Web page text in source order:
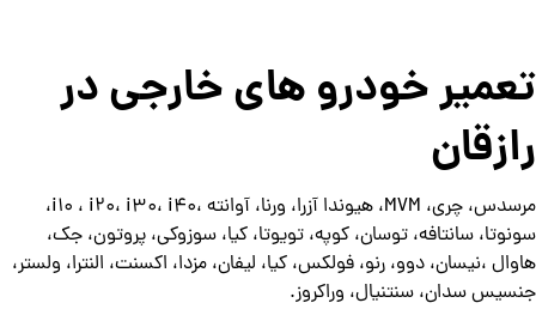
تعمیر خودرو های خارجی در
رازقان
مرسدس، چری، MVM، هیوندا آزرا، ورنا، آوانته ،i10 ، i20، i30، i40،
سونوتا، سانتافه، توسان، کوپه، تویوتا، کیا، سوزوکی، پروتون، جک،
هاوال ،نیسان، دوو، رنو، فولکس، کیا، لیفان، مزدا، اکسنت، النترا، ولستر،
جنسیس سدان، سنتنیال، وراکروز.